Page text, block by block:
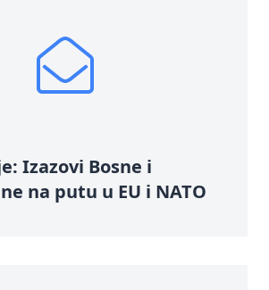
Izazovi Bosne i
na putu u EU i NATO